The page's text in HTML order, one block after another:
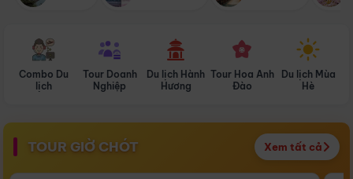
Combo Du
lịch
Tour Doanh
Nghiệp
Du lịch Hành
Hương
Tour Hoa Anh
Đào
Du lịch Mùa
Hè
TOUR GIỜ CHÓT Xem tất cả
Điểm nổi bật